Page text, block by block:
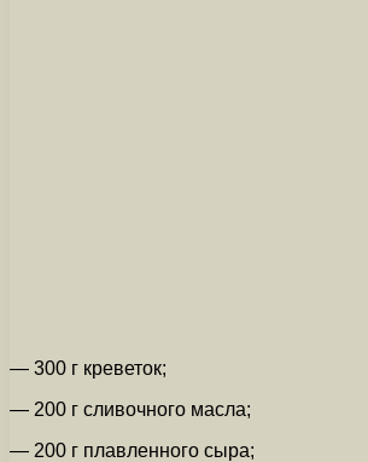
— 300 г креветок;
— 200 г сливочного масла;
— 200 г плавленного сыра;